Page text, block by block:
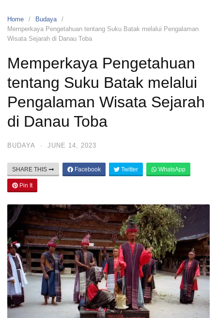
Home
Budaya
Memperkaya Pengetahuan tentang Suku Batak melalui Pengalaman
Wisata Sejarah di Danau Toba
Memperkaya Pengetahuan
tentang Suku Batak melalui
Pengalaman Wisata Sejarah
di Danau Toba
BUDAYA · JUNE 14, 2023
SHARE THIS Facebook Twitter WhatsApp
Pin It